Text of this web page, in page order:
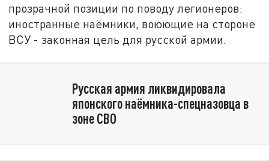
прозрачной позиции по поводу легионеров:
иностранные наёмники, воюющие на стороне
ВСУ - законная цель для русской армии.
Русская армия ликвидировала
японского наёмника-спецназовца в
зоне СВО